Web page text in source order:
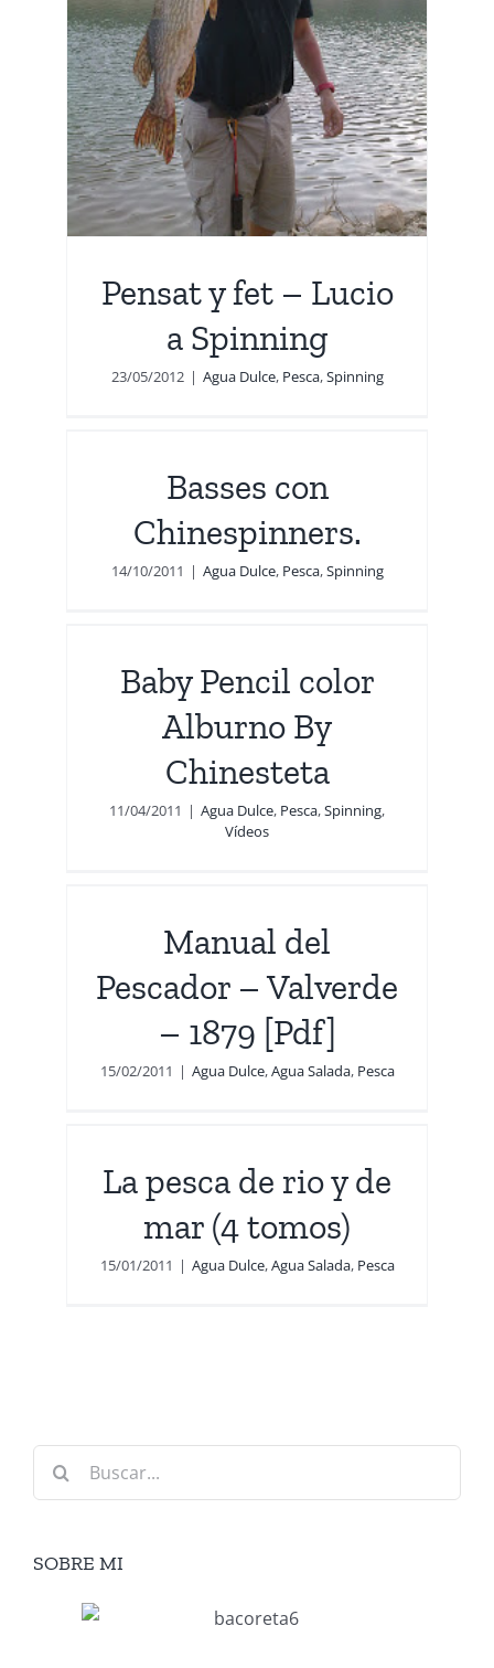
Pensat y fet – Lucio
a Spinning
23/05/2012 | Agua Dulce, Pesca,Spinning
Basses con
Chinespinners.
14/10/2011 | Agua Dulce, Pesca,Spinning
Baby Pencil color
Alburno By
Chinesteta
11/04/2011 | Agua Dulce, Pesca,Spinning,
Vídeos
Manual del
Pescador – Valverde
– 1879 [Pdf]
15/02/2011 | Agua Dulce,Agua Salada, Pesca
La pesca de rio y de
mar (4 tomos)
15/01/2011 | Agua Dulce,Agua Salada, Pesca
Buscar:
SOBRE MI